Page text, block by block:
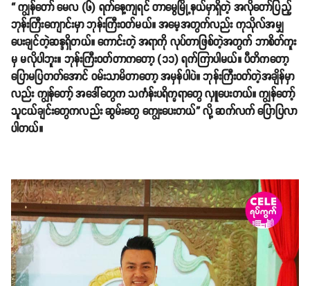
“ ကျွန်တော် မေလ (၆) ရက်နေ့ကျရင် တာမွေမြို့နယ်မှာရှိတဲ့ အလိုတော်ပြည့်
ဘုန်းကြီးကျောင်းမှာ ဘုန်းကြီးဝတ်မယ်။ အမေ့အတွက်လည်း ကုသိုလ်အမျှ
ပေးချင်တဲ့ဆန္ဒရှိတယ်။ ကောင်းတဲ့ အရာကို လုပ်တာဖြစ်တဲ့အတွက် ဘာစိတ်ကူး
မှ မလိုပါဘူး။ ဘုန်းကြီးဝတ်တာကတော့ (၁၁) ရက်ကြာပါမယ်။ ပီတိကတော့
ပြောမပြတတ်အောင် ဝမ်းသာမိတာတော့ အမှန်ပါပဲ။ ဘုန်းကြီးဝတ်တဲ့အချိန်မှာ
လည်း ကျွန်တော့် အဒေါ်တွေက သင်္ကန်းပရိက္ခရာတွေ လှူပေးတယ်။ ကျွန်တော့်
သူငယ်ချင်းတွေကလည်း ဆွမ်းတွေ ကျွေးပေးတယ်” လို့ ဆက်လက် ပြောပြလာ
ပါတယ်။